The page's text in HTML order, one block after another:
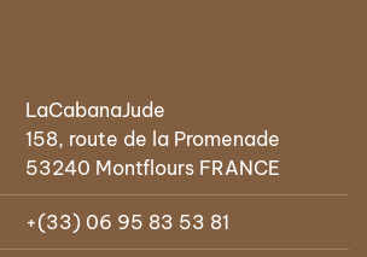
LaCabanaJude
158, route de la Promenade
53240 Montflours FRANCE
+(33) 06 95 83 53 81